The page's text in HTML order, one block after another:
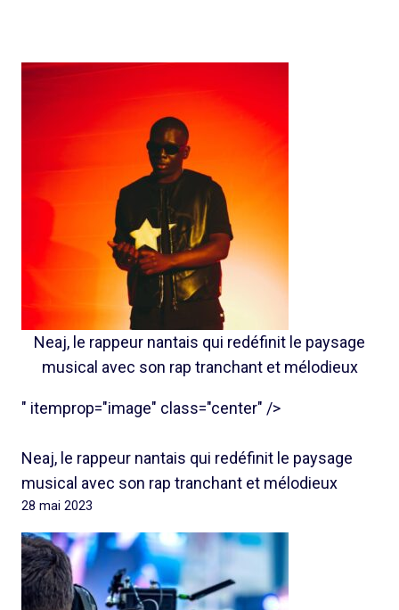
Neaj, le rappeur nantais qui redéfinit le paysage
musical avec son rap tranchant et mélodieux
" itemprop="image" class="center" />
Neaj, le rappeur nantais qui redéfinit le paysage
musical avec son rap tranchant et mélodieux
28 mai 2023